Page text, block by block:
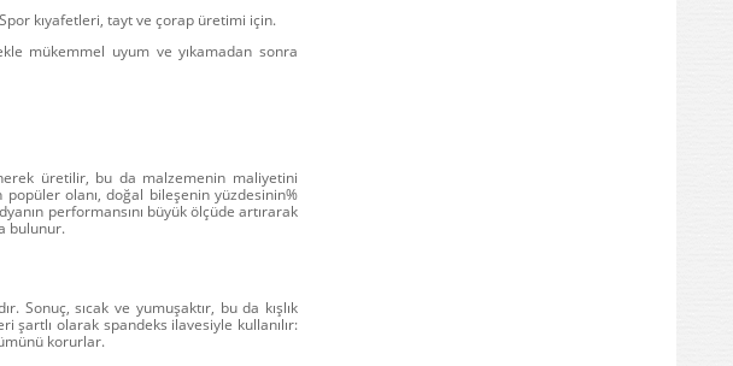
kıyafetleri, tayt ve çorap üretimi için.
mükemmel uyum ve yıkamadan sonra
üretilir, bu da malzemenin maliyetini
olanı, doğal bileşenin yüzdesinin%
performansını büyük ölçüde artırarak
bulunur.
Sonuç, sıcak ve yumuşaktır, bu da kışlık
şartlı olarak spandeks ilavesiyle kullanılır:
korurlar.